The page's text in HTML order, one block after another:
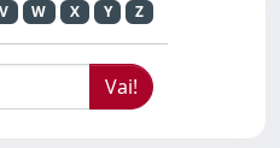
V W X Y Z